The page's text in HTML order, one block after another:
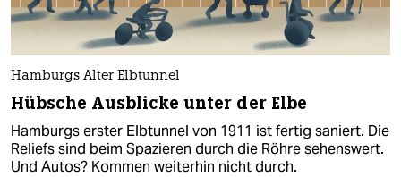
Hamburgs Alter Elbtunnel
Hübsche Ausblicke unter der Elbe
Hamburgs erster Elbtunnel von 1911 ist fertig saniert. Die
Reliefs sind beim Spazieren durch die Röhre sehenswert.
Und Autos? Kommen weiterhin nicht durch.